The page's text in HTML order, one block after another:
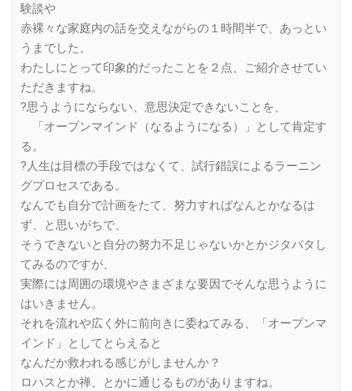
験談や
赤裸々な家庭内の話を交えながらの１時間半で、あっとい
うまでした。
わたしにとって印象的だったことを２点、ご紹介させてい
ただきますね。
?思うようにならない、意思決定できないことを、
「オープンマインド（なるようになる）」として肯定す
る。
?人生は目標の手段ではなくて、試行錯誤によるラーニン
グプロセスである。
なんでも自分で計画をたて、努力すればなんとかなるは
ず、と思いがちで、
そうできないと自分の努力不足じゃないかとかジタバタし
てみるのですが、
実際には周囲の環境やさまざまな要因でそんな思うように
はいきません。
それを流れや広く外に前向きに委ねてみる、「オープンマ
インド」としてとらえると
なんだか救われる感じがしませんか？
ロハスとか禅、とかに通じるものがありますね。